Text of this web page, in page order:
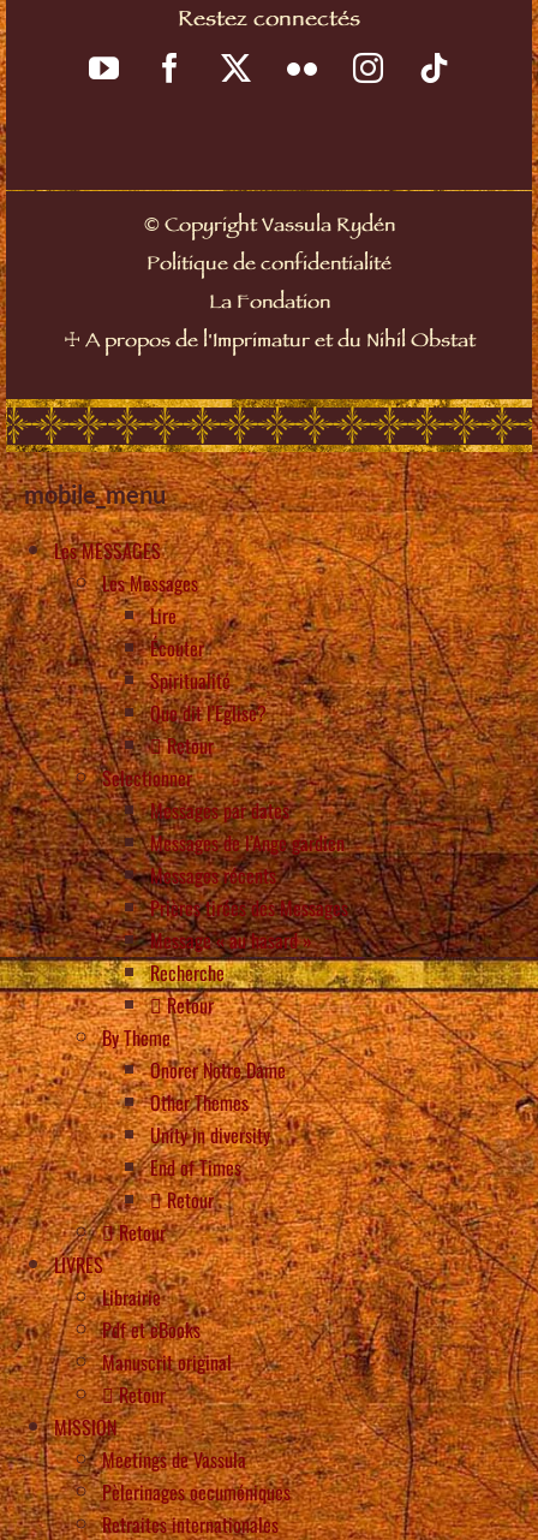
Restez connectés
©Copyright Vassula Rydén
Politique de confidentialité
La Fondation
☩ A propos de l'Imprimatur et du Nihil Obstat
mobile_menu
Les MESSAGES
Les Messages
Lire
Écouter
Spiritualité
Que dit l’Eglise?
Retour
Selectionner
Messages par dates
Messages de l’Ange gardien
Messages récents
Prières tirées des Messages
Message « au hasard »
Recherche
Retour
By Theme
Onorer Notre Dame
Other Themes
Unity in diversity
End of Times
Retour
Retour
LIVRES
Librairie
Pdf et eBooks
Manuscrit original
Retour
MISSION
Meetings de Vassula
Pèlerinages oecuméniques
Retraites internationales